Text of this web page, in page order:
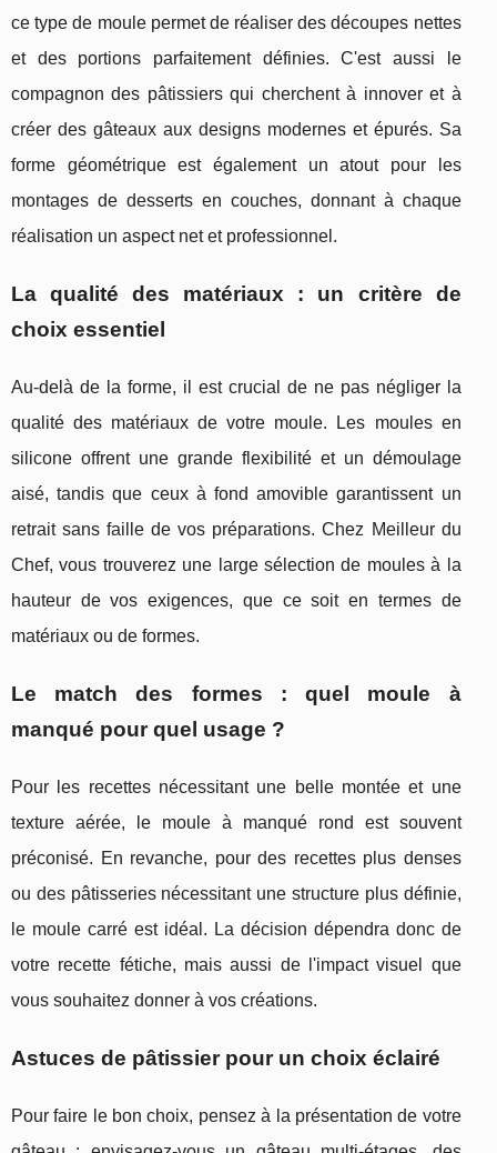
ce type de moule permet de réaliser des découpes nettes
et des portions parfaitement définies. C'est aussi le
compagnon des pâtissiers qui cherchent à innover et à
créer des gâteaux aux designs modernes et épurés. Sa
forme géométrique est également un atout pour les
montages de desserts en couches, donnant à chaque
réalisation un aspect net et professionnel.
La qualité des matériaux : un critère de
choix essentiel
Au-delà de la forme, il est crucial de ne pas négliger la
qualité des matériaux de votre moule. Les moules en
silicone offrent une grande flexibilité et un démoulage
aisé, tandis que ceux à fond amovible garantissent un
retrait sans faille de vos préparations. Chez Meilleur du
Chef, vous trouverez une large sélection de moules à la
hauteur de vos exigences, que ce soit en termes de
matériaux ou de formes.
Le match des formes : quel moule à
manqué pour quel usage ?
Pour les recettes nécessitant une belle montée et une
texture aérée, le moule à manqué rond est souvent
préconisé. En revanche, pour des recettes plus denses
ou des pâtisseries nécessitant une structure plus définie,
le moule carré est idéal. La décision dépendra donc de
votre recette fétiche, mais aussi de l'impact visuel que
vous souhaitez donner à vos créations.
Astuces de pâtissier pour un choix éclairé
Pour faire le bon choix, pensez à la présentation de votre